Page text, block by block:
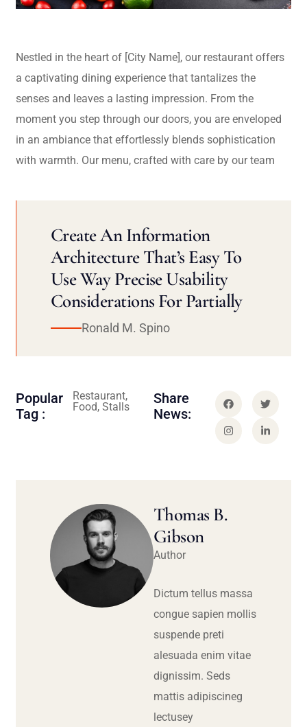
Nestled in the heart of [City Name], our restaurant offers
a captivating dining experience that tantalizes the
senses and leaves a lasting impression. From the
moment you step through our doors, you are enveloped
in an ambiance that effortlessly blends sophistication
with warmth. Our menu, crafted with care by our team
Create An Information
Architecture That’s Easy To
Use Way Precise Usability
Considerations For Partially
Ronald M. Spino
Popular
Tag :
Restaurant,
Food, Stalls
Share
News:
Thomas B.
Gibson
Author
Dictum tellus massa
congue sapien mollis
suspende preti
alesuada enim vitae
dignissim. Seds
mattis adipiscineg
lectusey